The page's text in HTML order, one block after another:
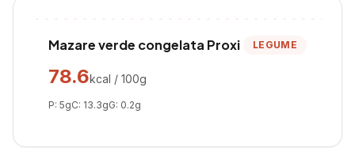
Mazare verde congelata Proxi LEGUME
78.6kcal / 100g
P: 5gC: 13.3gG: 0.2g